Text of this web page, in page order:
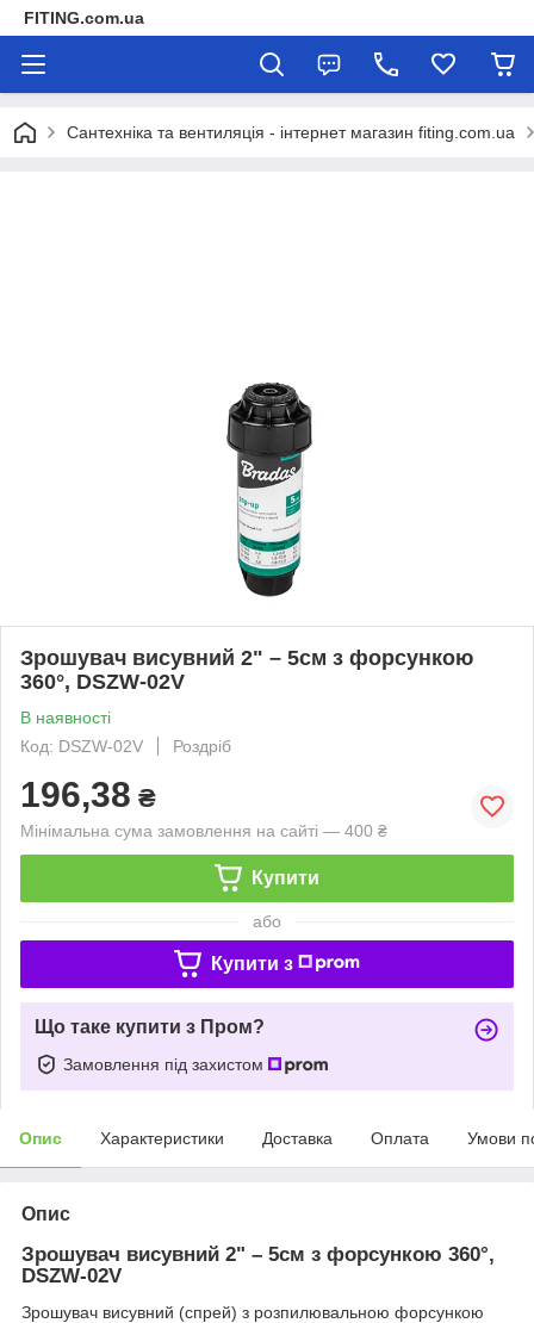
FITING.com.ua
Сантехніка та вентиляція - інтернет магазин fiting.com.ua
Зрошувач висувний 2" – 5см з форсункою
360°, DSZW-02V
В наявності
Код: DSZW-02V
Роздріб
196,38 ₴
Мінімальна сума замовлення на сайті — 400 ₴
Купити
або
Купити з
Що таке купити з Пром?
Замовлення під захистом
Опис Характеристики Доставка Оплата Умови
Опис
Зрошувач висувний 2" – 5см з форсункою 360°,
DSZW-02V
Зрошувач висувний (спрей) з розпилювальною форсункою